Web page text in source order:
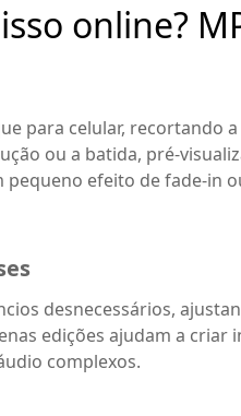
online?
para celular, recortando a
ou a batida, pré-
efeito de fade-in
desnecessários,
edições ajudam a
complexos.